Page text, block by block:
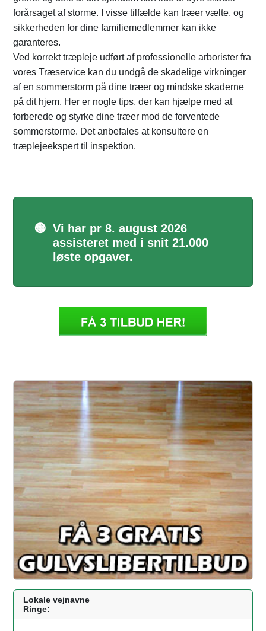
forårsaget af storme. I visse tilfælde kan træer vælte, og
sikkerheden for dine familiemedlemmer kan ikke
garanteres.
Ved korrekt træpleje udført af professionelle arborister fra
vores Træservice kan du undgå de skadelige virkninger
af en sommerstorm på dine træer og mindske skaderne
på dit hjem. Her er nogle tips, der kan hjælpe med at
forberede og styrke dine træer mod de forventede
sommerstorme. Det anbefales at konsultere en
træplejeekspert til inspektion.
🟢 Vi har pr 8. august 2026
assisteret med i snit 21.000
løste opgaver.
Lokale vejnavne
Ringe: